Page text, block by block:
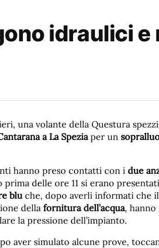
idraulici e
una volante della Questura
a La Speziaper un
hanno preso contatti con i due
delle ore 11 si erano
blu che, dopo averli informati che
della fornitura dell’acqua,
la pressione dell’impianto.
aver simulato alcune prove,